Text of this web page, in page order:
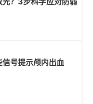
号提示颅内出血